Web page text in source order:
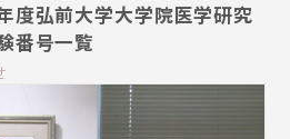
度弘前大学大学院医学研究
番号一覧